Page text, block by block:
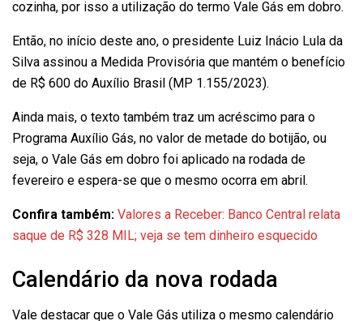
cozinha, por isso a utilização do termo Vale Gás em dobro.
Então, no início deste ano, o presidente Luiz Inácio Lula da
Silva assinou a Medida Provisória que mantém o benefício
de R$ 600 do Auxílio Brasil (MP 1.155/2023).
Ainda mais, o texto também traz um acréscimo para o
Programa Auxílio Gás, no valor de metade do botijão, ou
seja, o Vale Gás em dobro foi aplicado na rodada de
fevereiro e espera-se que o mesmo ocorra em abril.
Confira também: Valores a Receber: Banco Central relata
saque de R$ 328 MIL; veja se tem dinheiro esquecido
Calendário da nova rodada
Vale destacar que o Vale Gás utiliza o mesmo calendário